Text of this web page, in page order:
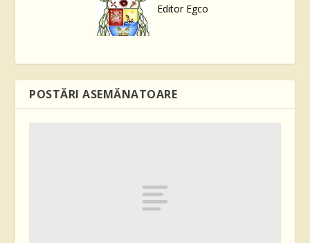
Editor Egco
POSTĂRI ASEMĂNATOARE